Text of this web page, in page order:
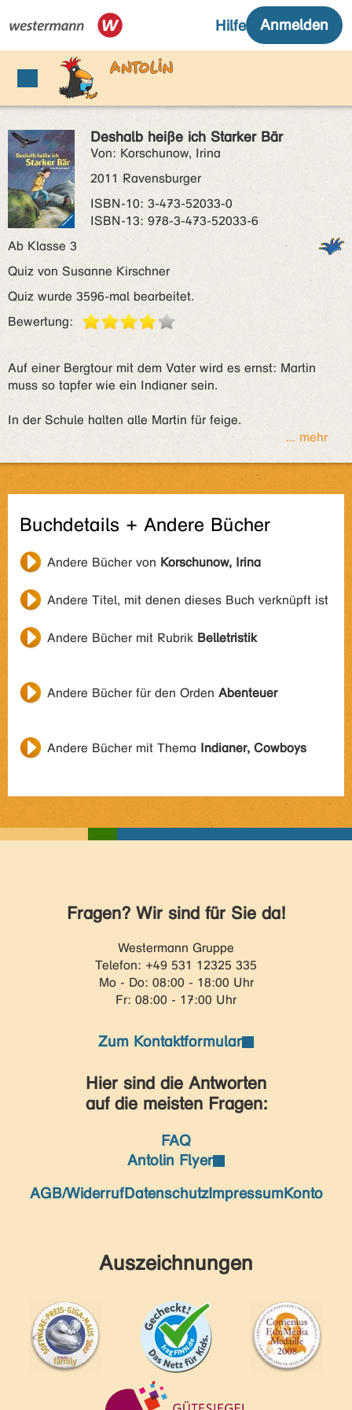
Deshalb heiße ich Starker Bär
Von: Korschunow, Irina
2011 Ravensburger
ISBN‑10: 3-473-52033-0
ISBN‑13: 978-3-473-52033-6
Ab Klasse 3
Quiz von Susanne Kirschner
Quiz wurde 3596-mal bearbeitet.
Bewertung:
Auf einer Bergtour mit dem Vater wird es ernst: Martin
muss so tapfer wie ein Indianer sein.
In der Schule halten alle Martin für feige.
... mehr
Buchdetails + Andere Bücher
Andere Bücher von Korschunow, Irina
Andere Titel, mit denen dieses Buch verknüpft ist
Andere Bücher mit Rubrik Belletristik
Andere Bücher für den Orden Abenteuer
Andere Bücher mit Thema Indianer, Cowboys